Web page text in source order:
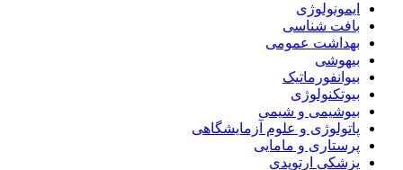
ایمونولوژی
بافت شناسی
بهداشت عمومی
بیهوشی
بیوانفورماتیک
بیوتکنولوژی
بیوشیمی و شیمی
پاتولوژی و علوم آزمایشگاهی
پرستاری و مامایی
پزشکی ارتوپدی